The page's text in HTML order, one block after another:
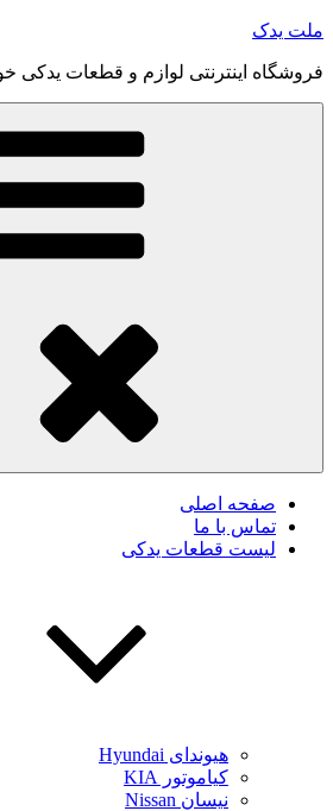
رفتن
محتوا
ملت یدک
فروشگاه اینترنتی لوازم و قطعات یدکی
صفحه اصلی
تماس با ما
لیست قطعات یدکی
هیوندای Hyundai
کیاموتور KIA
نیسان Nissan